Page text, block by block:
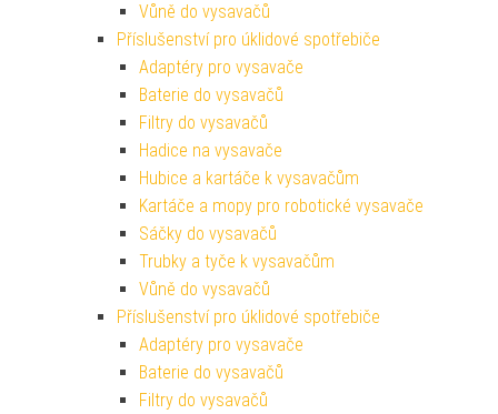
Vůně do vysavačů
Příslušenství pro úklidové spotřebiče
Adaptéry pro vysavače
Baterie do vysavačů
Filtry do vysavačů
Hadice na vysavače
Hubice a kartáče k vysavačům
Kartáče a mopy pro robotické vysavače
Sáčky do vysavačů
Trubky a tyče k vysavačům
Vůně do vysavačů
Příslušenství pro úklidové spotřebiče
Adaptéry pro vysavače
Baterie do vysavačů
Filtry do vysavačů